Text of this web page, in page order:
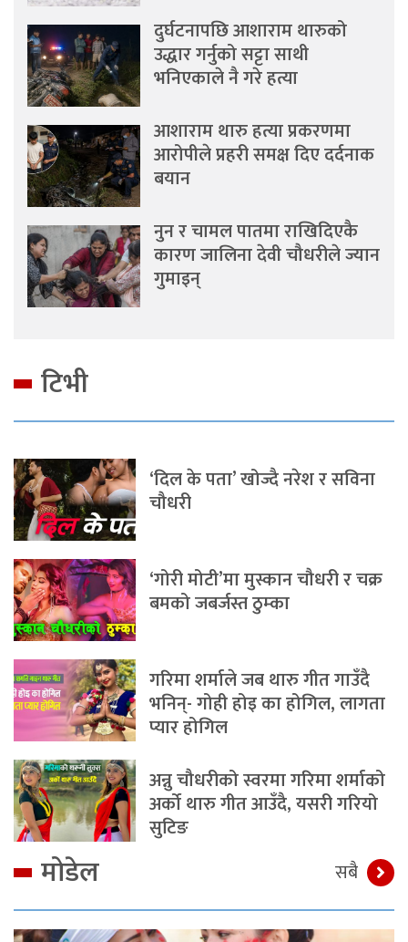
दुर्घटनापछि आशाराम थारुको
उद्धार गर्नुको सट्टा साथी
भनिएकाले नै गरे हत्या
आशाराम थारु हत्या प्रकरणमा
आरोपीले प्रहरी समक्ष दिए दर्दनाक
बयान
नुन र चामल पातमा राखिदिएकै
कारण जालिना देवी चौधरीले ज्यान
गुमाइन्
टिभी
‘दिल के पता’ खोज्दै नरेश र सविना
चौधरी
‘गोरी मोटी’मा मुस्कान चौधरी र चक्र
बमको जबर्जस्त ठुम्का
गरिमा शर्माले जब थारु गीत गाउँदै
भनिन्- गोही होइ का होगिल, लागता
प्यार होगिल
अन्नु चौधरीको स्वरमा गरिमा शर्माको
अर्को थारु गीत आउँदै, यसरी गरियो
सुटिङ
मोडेल सबै